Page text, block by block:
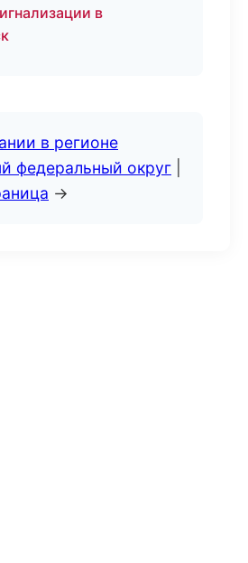
в
в регионе
федеральный округ
→